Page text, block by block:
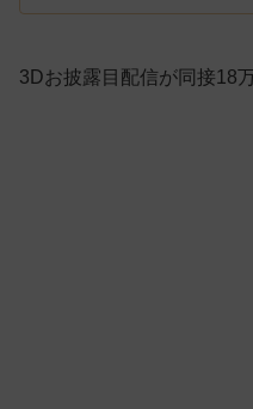
3Dお披露目配信が同接18